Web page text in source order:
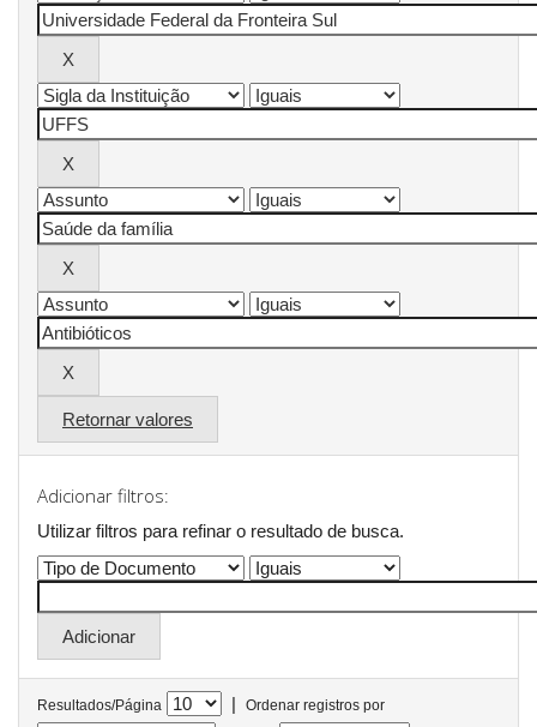
Retornar valores
Adicionar filtros:
Utilizar filtros para refinar o resultado de busca.
Resultados/Página |
Ordenar registros por